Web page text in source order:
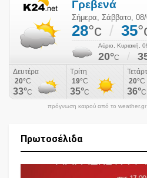
πρόγνωση καιρού από το weather.gr
Πρωτοσέλιδα